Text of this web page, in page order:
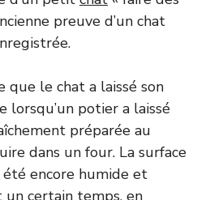
preuve d’un chat
que le chat a laissé son
potier a laissé
préparée au
dans un four. La surface
encore humide et
certain temps, en